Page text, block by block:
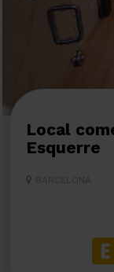
Local comercial a l'Eixample
Esquerre
BARCELONA